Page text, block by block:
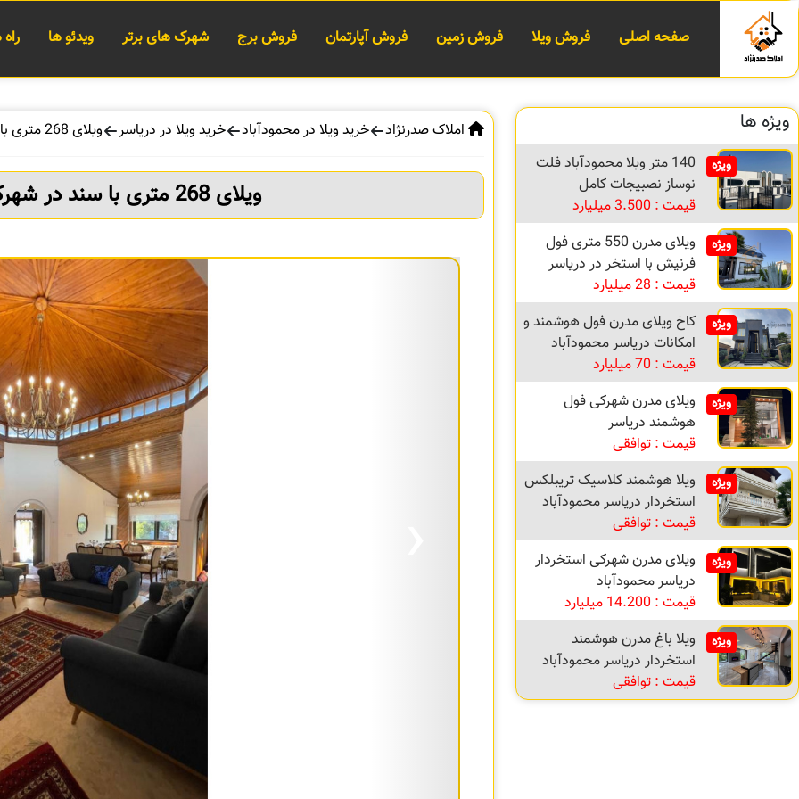
صفحه اصلی فروش ویلا فروش زمین فروش آپارتمان فروش برج شهرک های برتر ویدئو ها
املاک صدرنژاد خرید ویلا در محمودآباد خرید ویلا در دریاسر ویلای 268 متری با سند در شهرک دریاسر محمودآباد
ویلای 268 متری با سند در شهرک دریاسر محمودآباد
ویژه ها
ویژه
140 متر ویلا محمودآباد فلت
نوساز نصبیجات کامل
قیمت : 3.500 میلیارد
ویژه
ویلای مدرن 550 متری فول
فرنیش با استخر در دریاسر
قیمت : 28 میلیارد
ویژه
کاخ ویلای مدرن فول هوشمند و
امکانات دریاسر محمودآباد
قیمت : 70 میلیارد
ویژه
ویلای مدرن شهرکی فول
هوشمند دریاسر
قیمت : توافقی
ویژه
ویلا هوشمند کلاسیک تریبلکس
استخردار دریاسر محمودآباد
قیمت : توافقی
ویژه
ویلای مدرن شهرکی استخردار
دریاسر محمودآباد
قیمت : 14.200 میلیارد
ویژه
ویلا باغ مدرن هوشمند
استخردار دریاسر محمودآباد
قیمت : توافقی